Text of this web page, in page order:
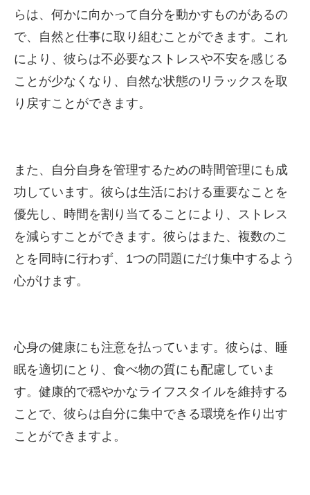
らは、何かに向かって自分を動かすものがあるの
で、自然と仕事に取り組むことができます。これ
により、彼らは不必要なストレスや不安を感じる
ことが少なくなり、自然な状態のリラックスを取
り戻すことができます。
また、自分自身を管理するための時間管理にも成
功しています。彼らは生活における重要なことを
優先し、時間を割り当てることにより、ストレス
を減らすことができます。彼らはまた、複数のこ
とを同時に行わず、1つの問題にだけ集中するよう
心がけます。
心身の健康にも注意を払っています。彼らは、睡
眠を適切にとり、食べ物の質にも配慮していま
す。健康的で穏やかなライフスタイルを維持する
ことで、彼らは自分に集中できる環境を作り出す
ことができますよ。